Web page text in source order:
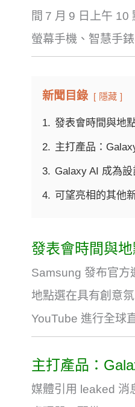
間 7 月 9 日上午
螢幕手機、智慧手
新聞目錄 隱藏
1. 發表會時間與地
2. 主打產品：
3. Galaxy AI 成為
4. 可望亮相的其他
發表會時間與
Samsung 發布官方
地點選在具有創意
YouTube 進行全球
主打產品：
媒體引用 leaked 消